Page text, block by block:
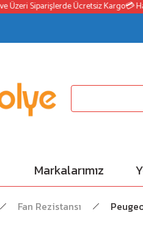
Siparişlerde Ücretsiz Kargo💳
Markalarımız
Fan Rezistansı